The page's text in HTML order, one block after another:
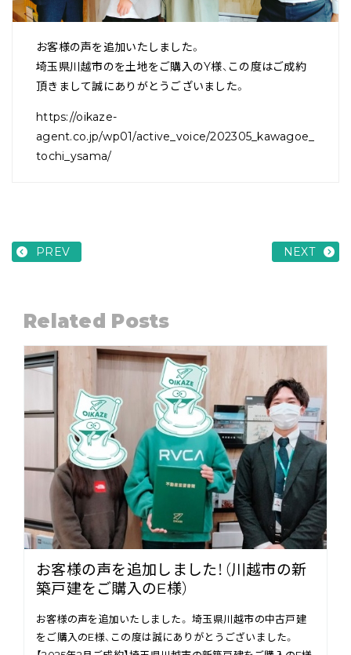
お客様の声を追加いたしました。
埼玉県川越市のを土地をご購入のY様、この度はご成約
頂きまして誠にありがとうございました。
https://oikaze-
agent.co.jp/wp01/active_voice/202305_kawagoe_
tochi_ysama/
PREV NEXT
Related Posts
お客様の声を追加しました！（川越市の新
築戸建をご購入のE様）
お客様の声を追加いたしました。 埼玉県川越市の中古戸建
をご購入のE様、この度は誠にありがとうございました。